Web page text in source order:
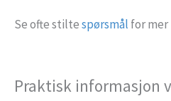
Se ofte stiltespørsmål for mer
Praktisk informasjon